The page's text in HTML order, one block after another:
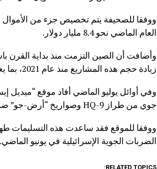
ووفقا للصحيفة يتم تخصيص جزء من الأموال
العام الماضي نحو 8.4 مليار دولار.
زيادة حجم هذه المشاريع منذ عام 2021، بما يعكس تعميق التعاون الاقتصادي بين البلدين.
وفي أوائل يوليو الماضي أفاد موقع
جوي من طراز HQ-9 وصواريخ “أرض-جو” ضمن اتفاق نفطي بالمقايضة.
ووفقا للموقع فقد ساعدت هذه التسليمات
الضربات الجوية الإسرائيلية في يونيو الماضي.
RELATED TOPICS: